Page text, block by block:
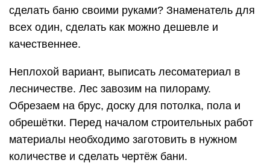
сделать баню своими руками? Знаменатель для
всех один, сделать как можно дешевле и
качественнее.
Неплохой вариант, выписать лесоматериал в
лесничестве. Лес завозим на пилораму.
Обрезаем на брус, доску для потолка, пола и
обрешётки. Перед началом строительных работ
материалы необходимо заготовить в нужном
количестве и сделать чертёж бани.